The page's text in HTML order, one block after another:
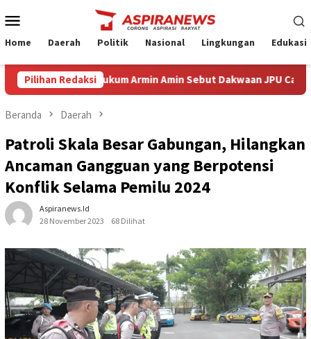
ke
Mobile
Home Daerah Politik Nasional Lingkungan Edukasi
Pilihan Redaksi
Kuasa Hukum Armin Amin Sebut Dakwaan JPU Cacat
Beranda Daerah
Patroli Skala Besar Gabungan, Hilangkan
Ancaman Gangguan yang Berpotensi
Konflik Selama Pemilu 2024
Aspiranews.id
28 November 2023
68 Dilihat